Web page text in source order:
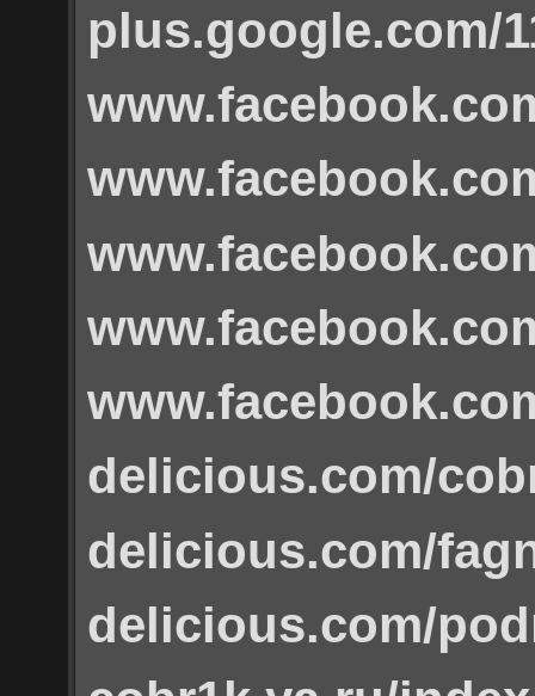
plus.google.com/
delicious.com/
delicious.com/
delicious.com/